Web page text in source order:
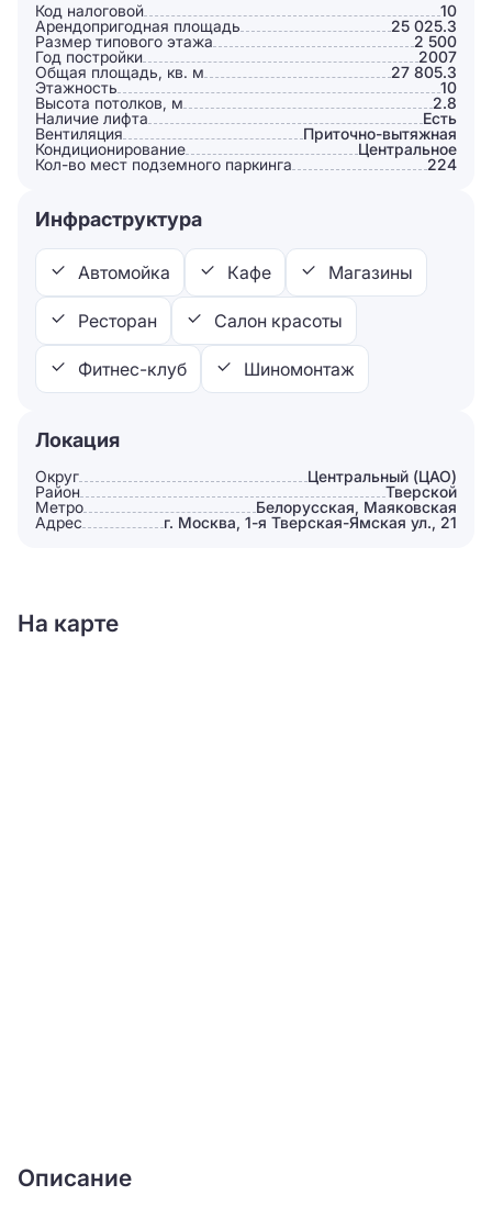
Код налоговой
10
Арендопригодная площадь
25 025.3
Размер типового этажа
2 500
Год постройки
2007
Общая площадь, кв. м
27 805.3
Этажность
10
Высота потолков, м
2.8
Наличие лифта
Есть
Вентиляция
Приточно-вытяжная
Кондиционирование
Центральное
Кол-во мест подземного паркинга
224
Инфраструктура
Автомойка Кафе Магазины
Ресторан Салон красоты
Фитнес-клуб Шиномонтаж
Локация
Округ
Центральный (ЦАО)
Район
Тверской
Метро
Белорусская, Маяковская
Адрес
г. Москва, 1-я Тверская-Ямская ул., 21
На карте
Описание